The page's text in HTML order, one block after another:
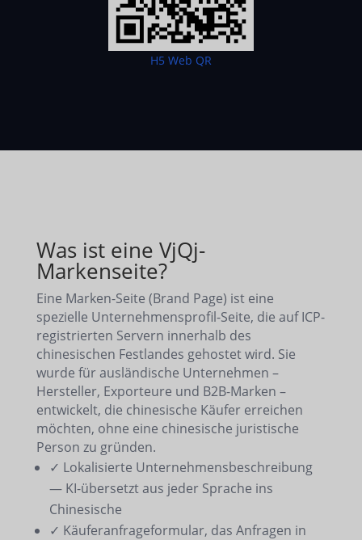
H5 Web QR
Was ist eine VjQj-
Markenseite?
Eine Marken-Seite (Brand Page) ist eine
spezielle Unternehmensprofil-Seite, die auf ICP-
registrierten Servern innerhalb des
chinesischen Festlandes gehostet wird. Sie
wurde für ausländische Unternehmen –
Hersteller, Exporteure und B2B-Marken –
entwickelt, die chinesische Käufer erreichen
möchten, ohne eine chinesische juristische
Person zu gründen.
✓ Lokalisierte Unternehmensbeschreibung
— KI-übersetzt aus jeder Sprache ins
Chinesische
✓ Käuferanfrageformular, das Anfragen in